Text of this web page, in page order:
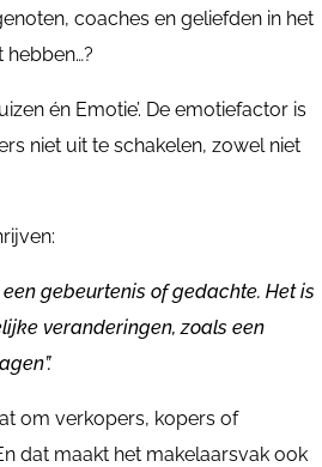
coaches en geliefden in het
én Emotie’. De emotiefactor is
niet uit te schakelen, zowel niet
gebeurtenis of gedachte. Het is
veranderingen, zoals een
om verkopers, kopers of
dat maakt het makelaarsvak ook